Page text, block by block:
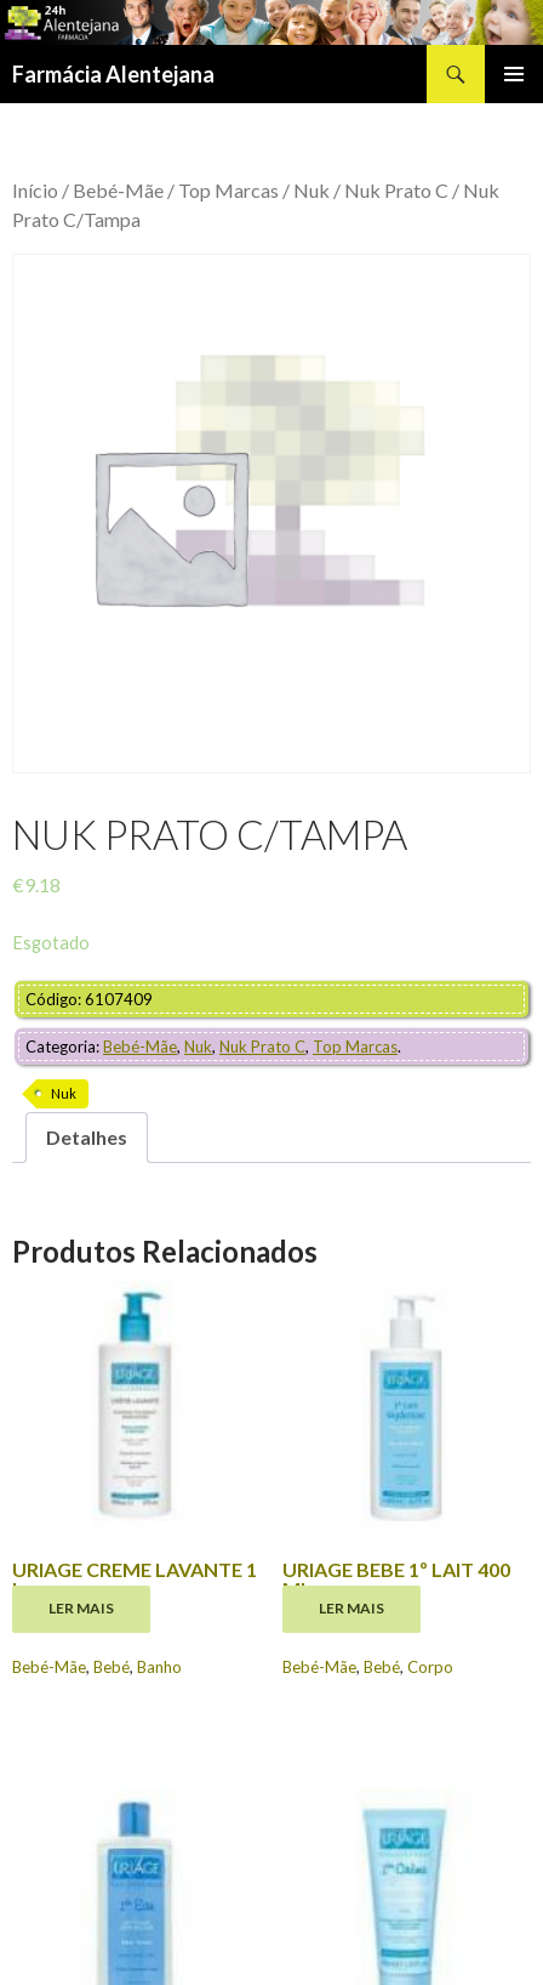
Farmácia Alentejana
Início / Bebé-Mãe / Top Marcas / Nuk / Nuk Prato C / Nuk
Prato C/Tampa
NUK PRATO C/TAMPA
€9.18
Esgotado
Código: 6107409
Categoria:Bebé-Mãe, Nuk, Nuk Prato C, Top Marcas.
Nuk
Detalhes
Produtos Relacionados
URIAGE CREME LAVANTE 1
L
21.95
LER MAIS
Bebé-Mãe, Bebé, Banho
URIAGE BEBE 1º LAIT 400
ML
18.90
LER MAIS
Bebé-Mãe, Bebé, Corpo